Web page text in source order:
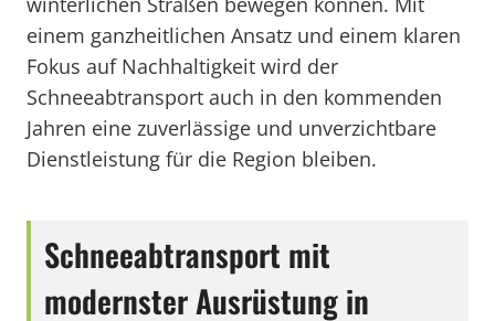
einem ganzheitlichen Ansatz und einem klaren
Fokus auf Nachhaltigkeit wird der
Schneeabtransport auch in den kommenden
Jahren eine zuverlässige und unverzichtbare
Dienstleistung für die Region bleiben.
Schneeabtransport mit
modernster Ausrüstung in